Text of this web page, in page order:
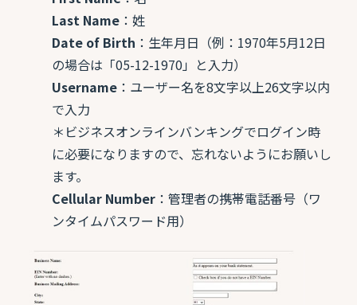
Last Name ：姓
Date of Birth ：生年月日（例：1970年5月12日
の場合は「05-12-1970」と入力）
Username ：ユーザー名を8文字以上26文字以内
で入力
＊ビジネスオンラインバンキングでログイン時
に必要になりますので、忘れないようにお願いし
ます。
Cellular Number ：管理者の携帯電話番号（ワ
ンタイムパスワード用）